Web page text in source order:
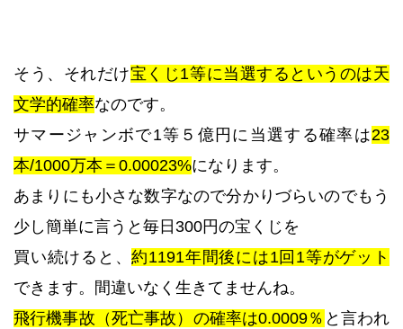
そう、それだけ宝くじ1等に当選するというのは天
文学的確率なのです。
サマージャンボで1等５億円に当選する確率は23
本/1000万本＝0.00023%になります。
あまりにも小さな数字なので分かりづらいのでもう
少し簡単に言うと毎日300円の宝くじを
買い続けると、約1191年間後には1回1等がゲット
できます。間違いなく生きてませんね。
飛行機事故（死亡事故）の確率は0.0009％ と言われ